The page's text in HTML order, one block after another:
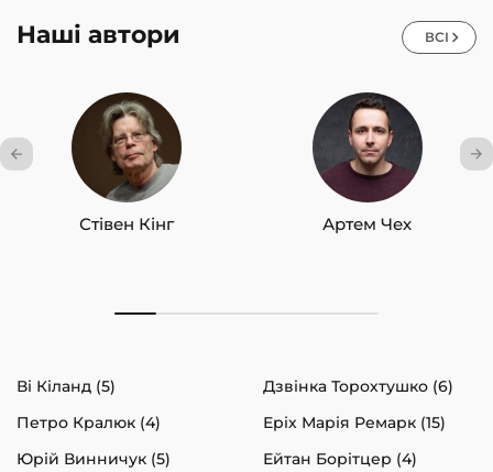
Наші автори ВСІ
Стівен Кінг Артем Чех
Ві Кіланд (5)
Дзвінка Торохтушко (6)
Петро Кралюк (4)
Еріх Марія Ремарк (15)
Юрій Винничук (5)
Ейтан Борітцер (4)